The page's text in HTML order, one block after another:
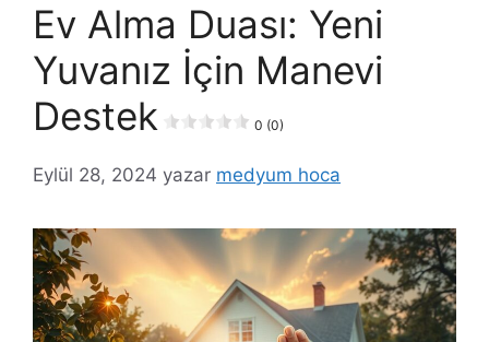
Ev Alma Duası: Yeni
Yuvanız İçin Manevi
Destek
0 (0)
Eylül 28, 2024 yazar medyum hoca